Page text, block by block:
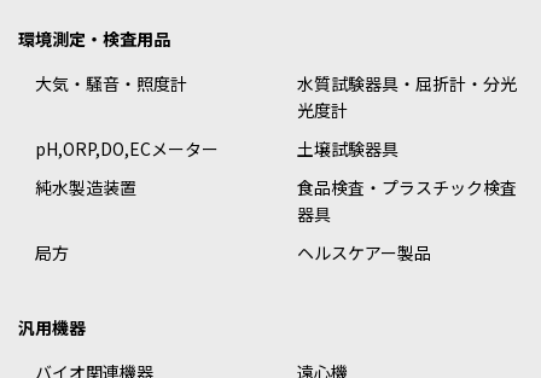
環境測定・検査用品
大気・騒音・照度計
水質試験器具・屈折計・分光
光度計
pH,ORP,DO,ECメーター
土壌試験器具
純水製造装置
食品検査・プラスチック検査
器具
局方
ヘルスケアー製品
汎用機器
バイオ関連機器
遠心機